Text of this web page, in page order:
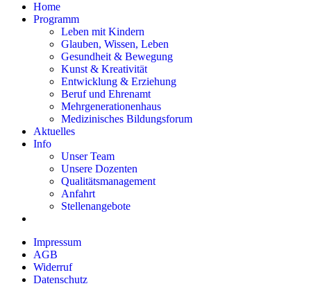
Home
Programm
Leben mit Kindern
Glauben, Wissen, Leben
Gesundheit & Bewegung
Kunst & Kreativität
Entwicklung & Erziehung
Beruf und Ehrenamt
Mehrgenerationenhaus
Medizinisches Bildungsforum
Aktuelles
Info
Unser Team
Unsere Dozenten
Qualitätsmanagement
Anfahrt
Stellenangebote
Impressum
AGB
Widerruf
Datenschutz